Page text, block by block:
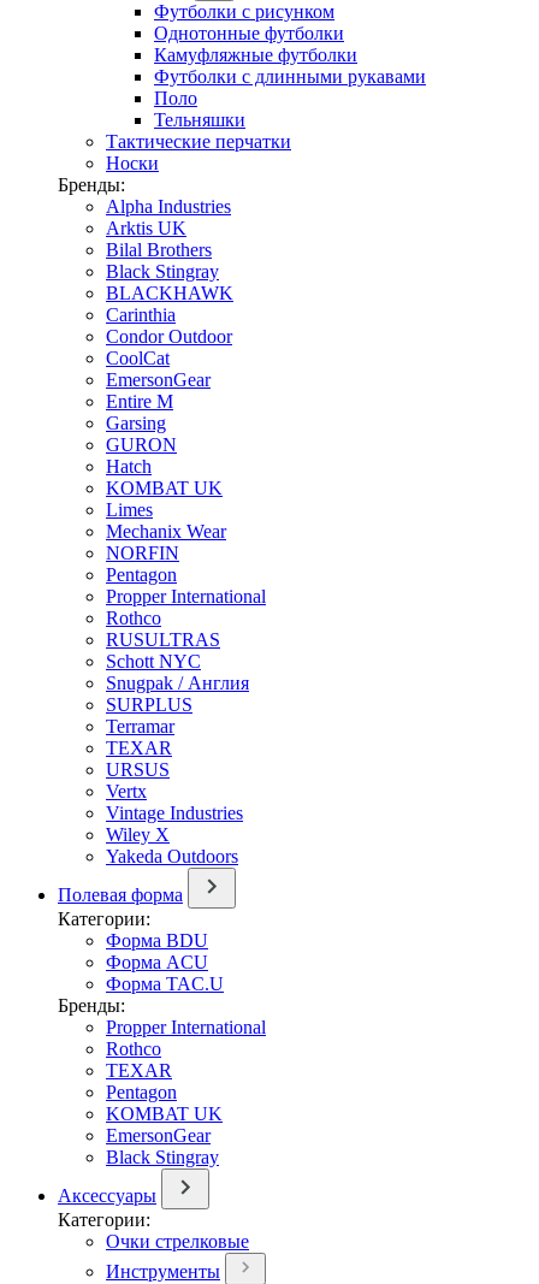
Футболки с рисунком
Однотонные футболки
Камуфляжные футболки
Футболки с длинными рукавами
Поло
Тельняшки
Тактические перчатки
Носки
Бренды:
Alpha Industries
Arktis UK
Bilal Brothers
Black Stingray
BLACKHAWK
Carinthia
Condor Outdoor
CoolCat
EmersonGear
Entire M
Garsing
GURON
Hatch
KOMBAT UK
Limes
Mechanix Wear
NORFIN
Pentagon
Propper International
Rothco
RUSULTRAS
Schott NYC
Snugpak / Англия
SURPLUS
Terramar
TEXAR
URSUS
Vertx
Vintage Industries
Wiley X
Yakeda Outdoors
Полевая форма
Категории:
Форма BDU
Форма ACU
Форма TAC.U
Бренды:
Propper International
Rothco
TEXAR
Pentagon
KOMBAT UK
EmersonGear
Black Stingray
Аксессуары
Категории:
Очки стрелковые
Инструменты